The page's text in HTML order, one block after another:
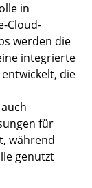
CNE Lab
Lab
Lab II
und
in
Cloud-
werden die
integrierte
die
für
während
genutzt